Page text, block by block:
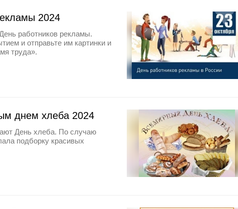
2024
работников рекламы.
и отправьте им картинки и
труда».
днем хлеба 2024
День хлеба. По случаю
подборку красивых